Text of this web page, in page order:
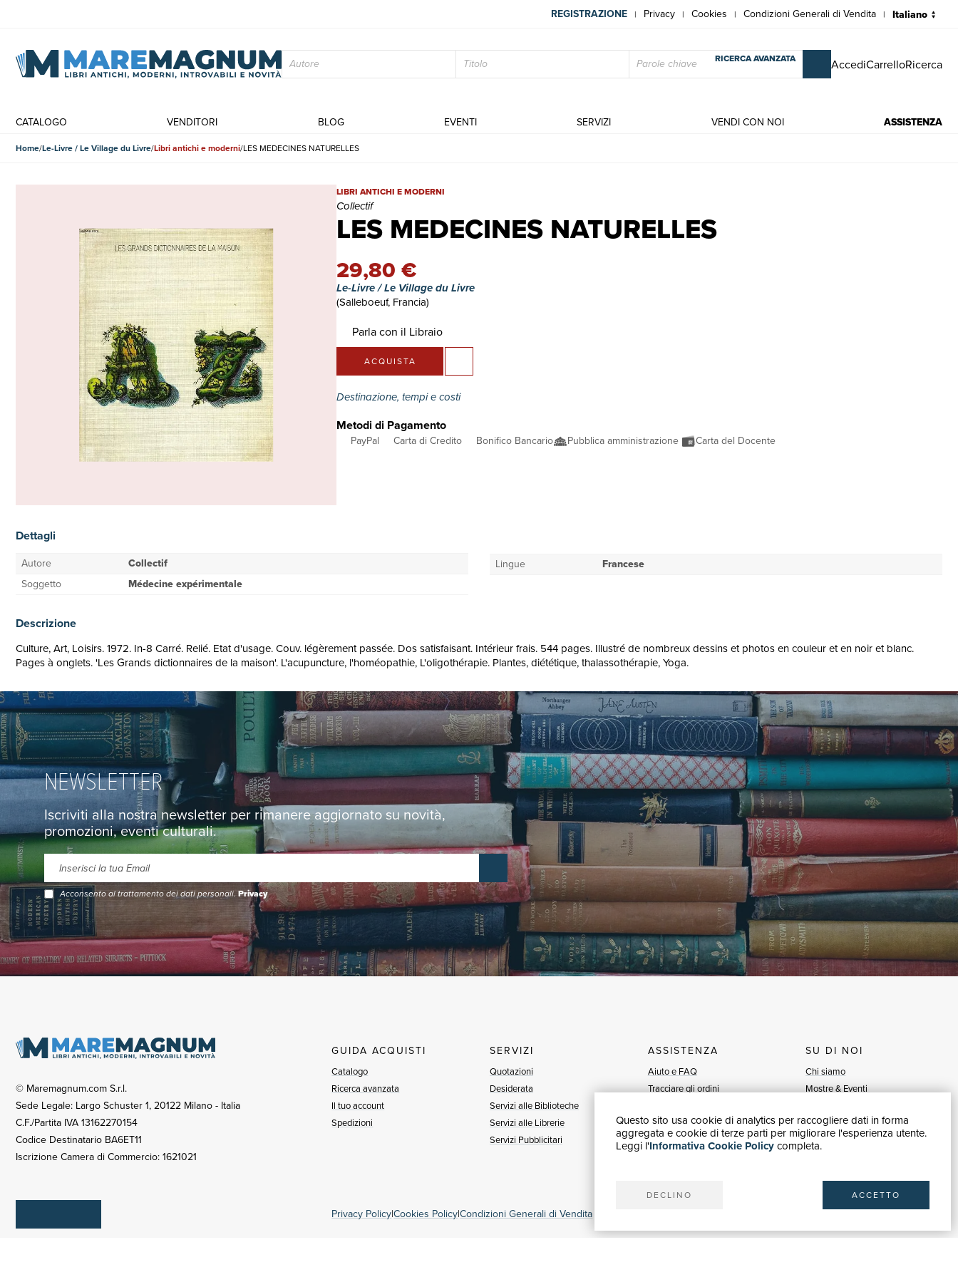
Questo sito usa cookie di analytics per raccogliere dati in forma
aggregata e cookie di terze parti per migliorare l'esperienza utente.
Leggi l'Informativa Cookie Policycompleta.
DECLINO ACCETTO
REGISTRAZIONE | Privacy | Cookies | Condizioni Generali di Vendita |
RICERCA AVANZATA AccediCarrelloRicerca
CATALOGO VENDITORI BLOG EVENTI SERVIZI VENDI CON NOI ASSISTENZA
Home Le-Livre / Le Village du Livre Libri antichi e moderni LES MEDECINES NATURELLES
LES MEDECINES NATURELLES
LES MEDECINES NATURELLES | Libri antichi e moderni | Collectif
LIBRI ANTICHI E MODERNI
Collectif
29,80 €
Le-Livre / Le Village du Livre
(Salleboeuf, Francia)
Parla con il Libraio
ACQUISTA
Destinazione, tempi e costi
Metodi di Pagamento
PayPal Carta di Credito Bonifico Bancario Pubblica amministrazione Carta del Docente
Dettagli
Autore
Collectif
Soggetto
Médecine expérimentale
Lingue Francese
Descrizione
Culture, Art, Loisirs. 1972. In-8 Carré. Relié. Etat d'usage. Couv. légèrement passée. Dos satisfaisant. Intérieur frais. 544 pages. Illustré de nombreux dessins et photos en couleur et en noir et blanc.
Pages à onglets. 'Les Grands dictionnaires de la maison'. L'acupuncture, l'homéopathie, L'oligothérapie. Plantes, diététique, thalassothérapie, Yoga.
NEWSLETTER
Iscriviti alla nostra newsletter per rimanere aggiornato su novità,
promozioni, eventi culturali.
Acconsento al trattamento dei dati personali.Privacy
© Maremagnum.com S.r.l.
Sede Legale: Largo Schuster 1, 20122 Milano - Italia
C.F./Partita IVA 13162270154
Codice Destinatario BA6ET11
Iscrizione Camera di Commercio: 1621021
GUIDA ACQUISTI
Catalogo
Ricerca avanzata
Il tuo account
Spedizioni
SERVIZI
Quotazioni
Desiderata
Servizi alle Biblioteche
Servizi alle Librerie
Servizi Pubblicitari
ASSISTENZA
Aiuto e FAQ
Tracciare gli ordini
Fatturazione
Carta del Docente / 18App
SU DI NOI
Chi siamo
Mostre & Eventi
Blog
Vendi con noi
Privacy Policy|Cookies Policy|Condizioni Generali di Vendita